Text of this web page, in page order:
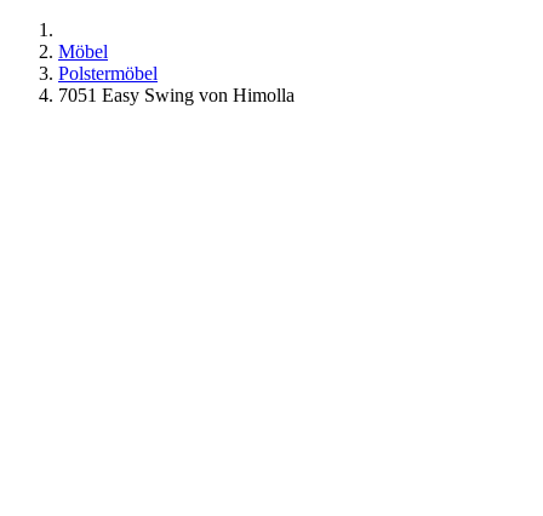
Möbel
Polstermöbel
7051 Easy Swing von Himolla